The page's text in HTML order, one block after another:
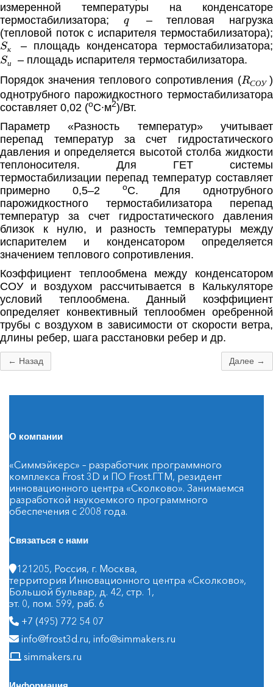
измеренной температуры на конденсаторе
термостабилизатора; q
– тепловая нагрузка
(тепловой поток с испарителя термостабилизатора);
Sк
– площадь конденсатора термостабилизатора;
Sи
– площадь испарителя термостабилизатора.
Порядок значения теплового сопротивления (
RС
)
однотрубного парожидкостного термостабилизатора
составляет 0,02 (oC∙м2)/Вт.
Параметр «Разность температур» учитывает
перепад температур за счет гидростатического
давления и определяется высотой столба жидкости
теплоносителя. Для ГЕТ системы
термостабилизации перепад температур составляет
примерно 0,5–2
oC. Для однотрубного
парожидкостного термостабилизатора перепад
температур за счет гидростатического давления
близок к нулю, и разность температуры между
испарителем и конденсатором определяется
значением теплового сопротивления.
Коэффициент теплообмена между конденсатором
СОУ и воздухом рассчитывается в Калькуляторе
условий теплообмена. Данный коэффициент
определяет конвективный теплообмен оребренной
трубы с воздухом в зависимости от скорости ветра,
длины ребер, шага расстановки ребер и др.
← Назад Далее →
О компании
«Симмэйкерс» – разработчик программного
комплекса Frost 3D и ПО Frost.ГТМ, резидент
инновационного центра «Сколково». Занимаемся
разработкой наукоемкого программного
обеспечения с 2008 года.
Связаться с нами
121205, Россия, г. Москва,
территория Инновационного центра «Сколково»,
Большой бульвар, д. 42, стр. 1,
эт. 0, пом. 599, раб. 6
+7 (495) 772 54 07
info@frost3d.ru, info@simmakers.ru
simmakers.ru